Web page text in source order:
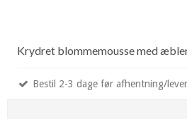
Krydret blommemousse med
Bestil 2-3 dage før afhentning/